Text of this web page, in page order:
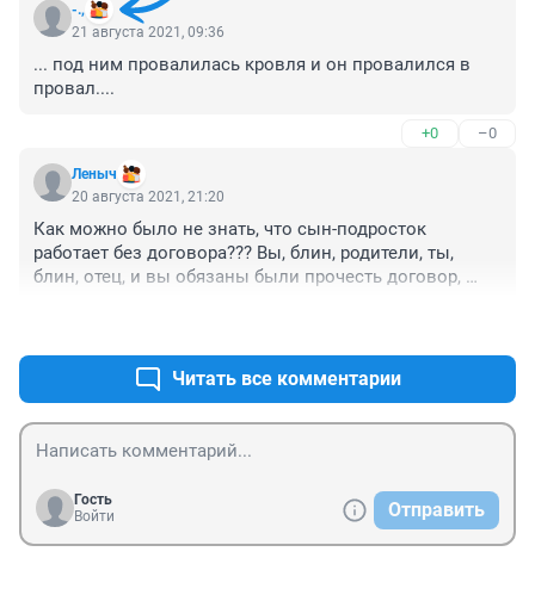
-.,
21 августа 2021, 09:36
... под ним провалилась кровля и он провалился в
провал....
+0 –0
Леныч
20 августа 2021, 21:20
Как можно было не знать, что сын-подросток
работает без договора??? Вы, блин, родители, ты,
блин, отец, и вы обязаны были прочесть договор,
страховки. Офигеть просто.Читать все комментарии
Гость
Войти
Отправить